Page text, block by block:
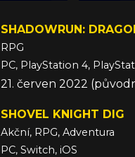
SHADOWRUN:
RPG
PC, PlayStation 4,
21. červen 2022
SHOVEL KNIGHT DIG
Akční, RPG, Adventura
PC, Switch, iOS